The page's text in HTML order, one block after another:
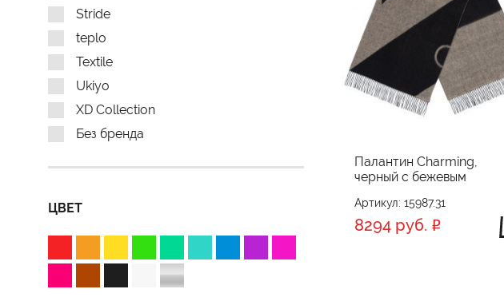
Stride
teplo
Textile
Ukiyo
XD Collection
Без бренда
ЦВЕТ
Палантин Charming,
черный с бежевым
Артикул: 15987.31
8294 руб.